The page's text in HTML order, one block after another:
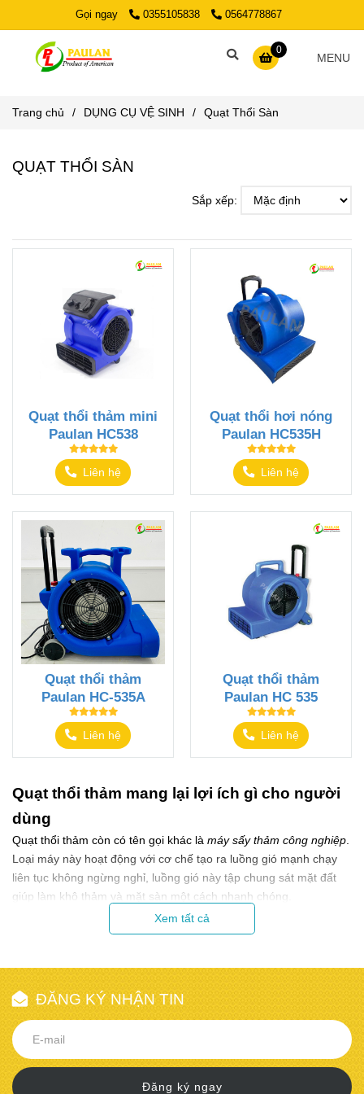
Gọi ngay 0355105838 0564778867
0
MENU
Trang chủ / DỤNG CỤ VỆ SINH / Quạt Thổi Sàn
QUẠT THỔI SÀN
Sắp xếp:
Quạt thổi thảm mini
Paulan HC538
Liên hệ
Quạt thổi ​hơi nóng
Paulan HC535H
Liên hệ
Quạt thổi thảm
Paulan HC-535A
Liên hệ
Quạt thổi thảm
Paulan HC 535
Liên hệ
Quạt thổi thảm mang lại lợi ích gì cho người
dùng
Quạt thổi thảm còn có tên gọi khác là máy sấy thảm công nghiệp
Loại máy này hoạt động với cơ chế tạo ra luồng gió mạnh chạy
liên tục không ngừng nghỉ, luồng gió này tập chung sát mặt đất
giúp làm khô thảm và mặt sàn một cách nhanh chóng.
Sau khi chà rửa sàn hay giặt thảm, thì mặt sàn và mặt thảm sẽ bị
ẩm ướt, rất dễ bị bám bẩn thậm chí còn gây trơn trượt, ảnh
chú ý sẽ dễ bị ngã …
Trong các nhà xưởng, khu công nghiệp trung tâm thương mại hay
bệnh viện …
quạt thổi thảm còn được sử dụng để thổi bụi.
Đây là giải pháp tối ưu giúp tiết kiệm thời gian và nhân công trong
quá trình làm sạch thảm, bạn sẽ nhanh chóng có một tấm thảm
sạch sẽ như mới, có thể sử dụng được luôn, ngay sau khi vệ sinh.
Xem tất cả
ĐĂNG KÝ NHẬN TIN
Đăng ký ngay